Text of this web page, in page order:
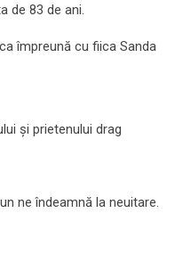
de 83 de ani.
împreună cu fiica Sanda
și prietenului drag
ne îndeamnă la neuitare.